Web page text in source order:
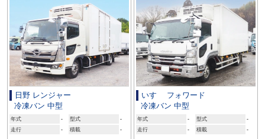
日野 レンジャー
冷凍バン 中型
年式 - 型式
-
走行
- 積載 -
いすゞ フォワード
冷凍バン 中型
年式 - 型式
-
走行
- 積載 -